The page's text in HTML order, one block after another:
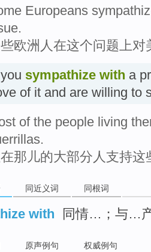
Europeans
欧洲人在这个问题上对
sympathize with a
of it and are willing to
of the people living
那儿的大部分人支持这
同近义词 同根词
with 同情…；与…
原声例句 权威例句